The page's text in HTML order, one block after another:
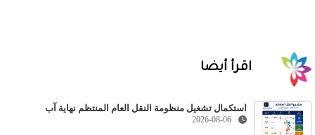
اقرأ أيضا
استكمال تشغيل منظومة النقل العام المنتظم نهاية آب
2026-08-06